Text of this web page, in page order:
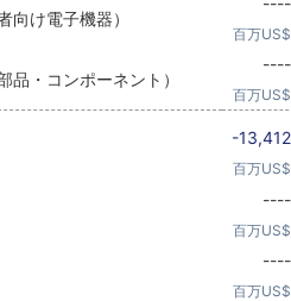
け電子機器）
百万US$
・コンポーネント）
----
百万US$
-13,412
百万US$
----
百万US$
----
百万US$